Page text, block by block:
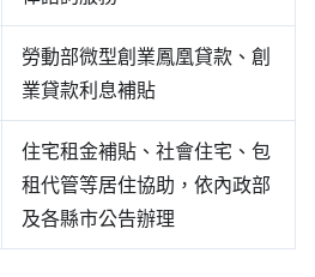
勞動部微型創業鳳凰貸款、創
業貸款利息補貼
住宅租金補貼、社會住宅、包
租代管等居住協助，依內政部
及各縣市公告辦理